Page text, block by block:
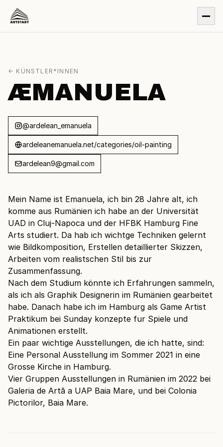
← KÜNSTLER*INNEN
ÆMANUELA
@ardelean_emanuela
ardeleanemanuela.net/categories/oil-painting
ardelean9@gmail.com
Mein Name ist Emanuela, ich bin 28 Jahre alt, ich
komme aus Rumänien ich habe an der Universität
UAD in Cluj-Napoca und der HFBK Hamburg Fine
Arts studiert. Da hab ich wichtge Techniken gelernt
wie Bildkomposition, Erstellen detaillierter Skizzen,
Arbeiten vom realistschen Stil bis zur
Zusammenfassung.
Nach dem Studium könnte ich Erfahrungen sammeln,
als ich als Graphik Designerin im Rumänien gearbeitet
habe. Danach habe ich im Hamburg als Game Artist
Praktikum bei Sunday konzepte fur Spiele und
Animationen erstellt.
Ein paar wichtige Ausstellungen, die ich hatte, sind:
Eine Personal Ausstellung im Sommer 2021 in eine
Grosse Kirche in Hamburg.
Vier Gruppen Ausstellungen in Rumänien im 2022 bei
Galeria de Artă a UAP Baia Mare, und bei Colonia
Pictorilor, Baia Mare.